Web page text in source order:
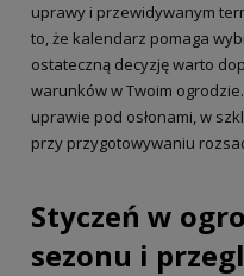
uprawy i przewidywanym
to, że kalendarz pomaga
ostateczną decyzję warto
warunków w Twoim
uprawie pod osłonami, w
przy przygotowywaniu
Styczeń w
sezonu i